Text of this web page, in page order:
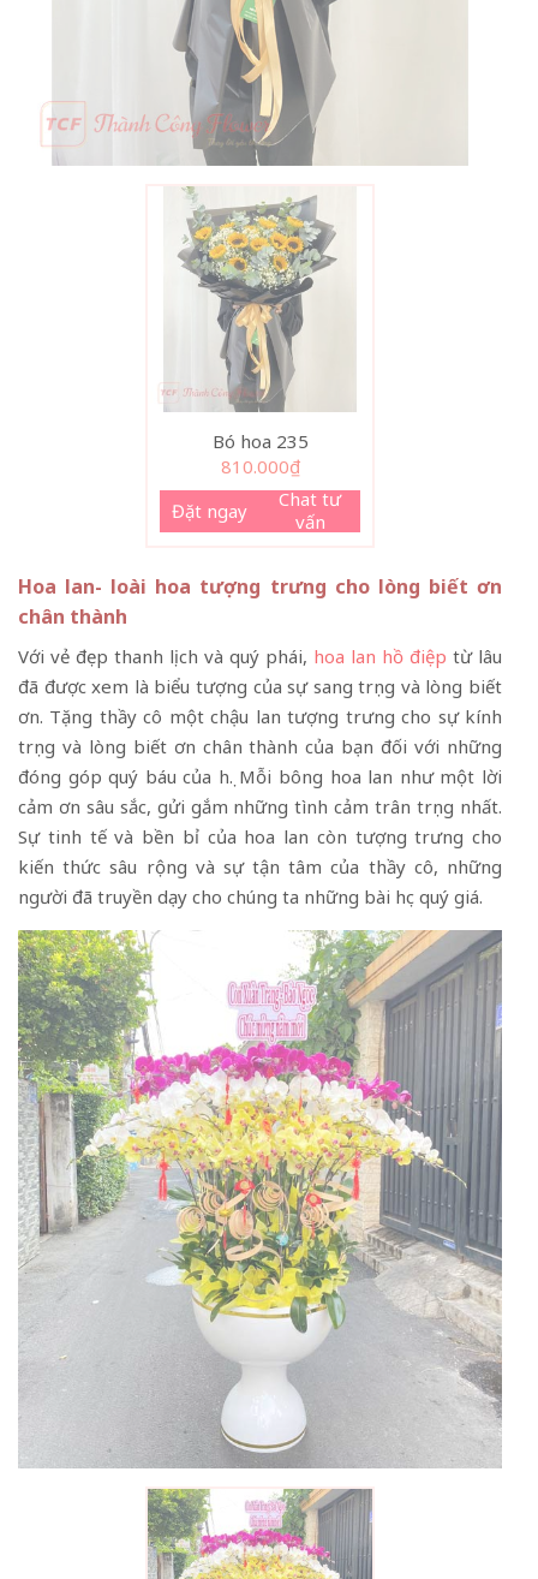
Bó hoa 235
810.000₫
Đặt ngay
Chat tư
vấn
Hoa lan- loài hoa tượng trưng cho lòng biết ơn
chân thành
Với vẻ đẹp thanh lịch và quý phái, hoa lan hồ điệp từ lâu
đã được xem là biểu tượng của sự sang trọng và lòng biết
ơn. Tặng thầy cô một chậu lan tượng trưng cho sự kính
trọng và lòng biết ơn chân thành của bạn đối với những
đóng góp quý báu của họ. Mỗi bông hoa lan như một lời
cảm ơn sâu sắc, gửi gắm những tình cảm trân trọng nhất.
Sự tinh tế và bền bỉ của hoa lan còn tượng trưng cho
kiến thức sâu rộng và sự tận tâm của thầy cô, những
người đã truyền dạy cho chúng ta những bài học quý giá.